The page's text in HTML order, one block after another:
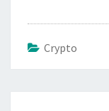
Crypto